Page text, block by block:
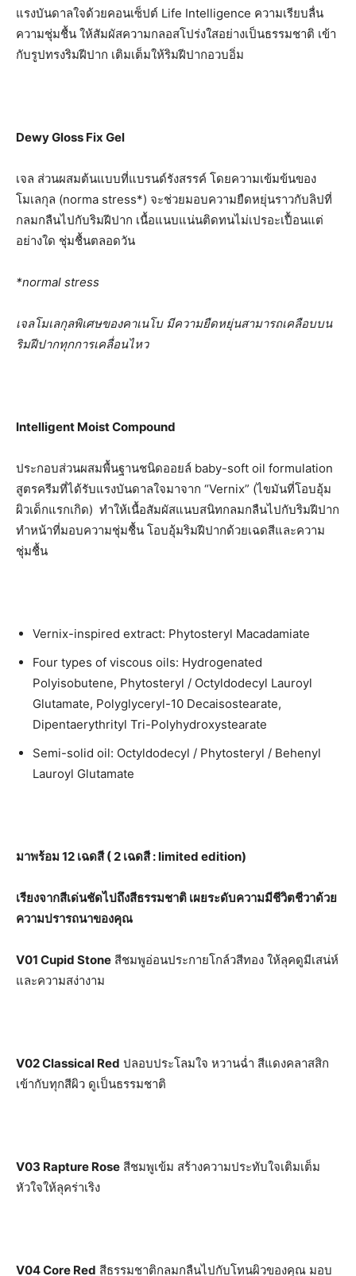
แรงบันดาลใจด้วยคอนเซ็ปต์ Life Intelligence ความเรียบลื่น
ความชุ่มชื้น ให้สัมผัสความกลอสโปร่งใสอย่างเป็นธรรมชาติ เข้า
กับรูปทรงริมฝีปาก เติมเต็มให้ริมฝีปากอวบอิ่ม
Dewy Gloss Fix Gel
เจล ส่วนผสมต้นแบบที่แบรนด์รังสรรค์ โดยความเข้มข้นของ
โมเลกุล (norma stress*) จะช่วยมอบความยืดหยุ่นราวกับลิปที่
กลมกลืนไปกับริมฝีปาก เนื้อแนบแน่นติดทนไม่เปรอะเปื้อนแต่
อย่างใด ชุ่มชื้นตลอดวัน
*normal stress
เจลโมเลกุลพิเศษของคาเนโบ มีความยืดหยุ่นสามารถเคลือบบน
ริมฝีปากทุกการเคลื่อนไหว
Intelligent Moist Compound
ประกอบส่วนผสมพื้นฐานชนิดออยล์ baby-soft oil formulation
สูตรครีมที่ได้รับแรงบันดาลใจมาจาก “Vernix” (ไขมันที่โอบอุ้ม
ผิวเด็กแรกเกิด) ทำให้เนื้อสัมผัสแนบสนิทกลมกลืนไปกับริมฝีปาก
ทำหน้าที่มอบความชุ่มชื้น โอบอุ้มริมฝีปากด้วยเฉดสีและความ
ชุ่มชื้น
Vernix-inspired extract: Phytosteryl Macadamiate
Four types of viscous oils: Hydrogenated
Polyisobutene, Phytosteryl / Octyldodecyl Lauroyl
Glutamate, Polyglyceryl-10 Decaisostearate,
Dipentaerythrityl Tri-Polyhydroxystearate
Semi-solid oil: Octyldodecyl / Phytosteryl / Behenyl
Lauroyl Glutamate
มาพร้อม 12 เฉดสี ( 2 เฉดสี: limited edition)
เรียงจากสีเด่นชัดไปถึงสีธรรมชาติ เผยระดับความมีชีวิตชีวาด้วย
ความปรารถนาของคุณ
V01 Cupid Stone สีชมพูอ่อนประกายโกล์วสีทอง ให้ลุคดูมีเสน่ห์
และความสง่างาม
V02 Classical Red ปลอบประโลมใจ หวานฉ่ำ สีแดงคลาสสิก
เข้ากับทุกสีผิว ดูเป็นธรรมชาติ
V03 Rapture Rose สีชมพูเข้ม สร้างความประทับใจเติมเต็ม
หัวใจให้ลุคร่าเริง
V04 Core Red สีธรรมชาติกลมกลืนไปกับโทนผิวของคุณ มอบ